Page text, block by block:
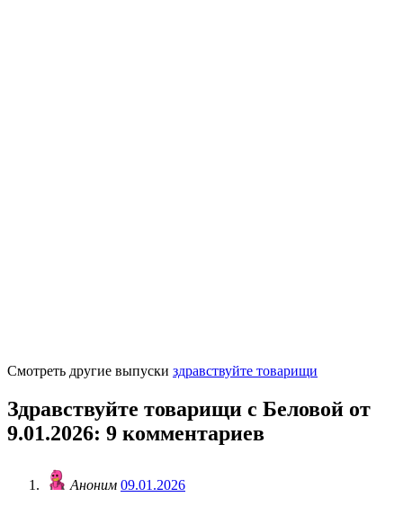
Смотреть другие выпуски здравствуйте товарищи
Здравствуйте товарищи с Беловой от
9.01.2026: 9 комментариев
Аноним 09.01.2026